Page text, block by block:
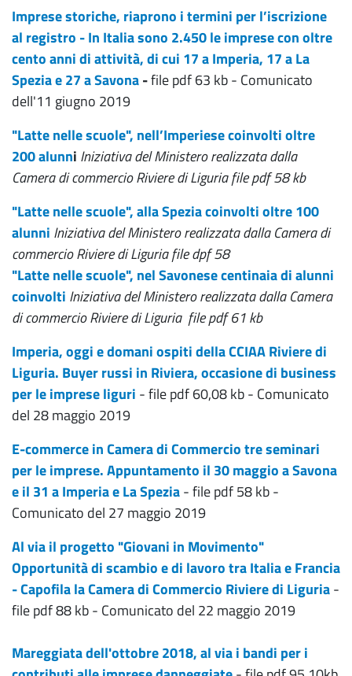
Imprese storiche, riaprono i termini per l’iscrizione
al registro - In Italia sono 2.450 le imprese con oltre
cento anni di attività, di cui 17 a Imperia, 17 a La
Spezia e 27 a Savona​ -file pdf 63 kb - Comunicato
dell'11 giugno 2019
"Latte nelle scuole", nell’Imperiese coinvolti oltre
200 alunni Iniziativa del Ministero realizzata dalla
Camera di commercio Riviere di Liguria file pdf 58 kb
"Latte nelle scuole", alla Spezia coinvolti oltre 100
alunni Iniziativa del Ministero realizzata dalla Camera di
commercio Riviere di Liguria file dpf 58
"Latte nelle scuole", nel Savonese centinaia di alunni
coinvolti Iniziativa del Ministero realizzata dalla Camera
di commercio Riviere di Liguriafile pdf 61 kb
Imperia, oggi e domani ospiti della CCIAA Riviere di
Liguria. Buyer russi in Riviera, occasione di business
per le imprese liguri - file pdf 60,08 kb - Comunicato
del 28 maggio 2019
E-commerce in Camera di Commercio tre seminari
per le imprese. Appuntamento il 30 maggio a Savona
e il 31 a Imperia e La Spezia- file pdf 58 kb -
Comunicato del 27 maggio 2019
Al via il progetto "Giovani in Movimento"
Opportunità di scambio e di lavoro tra Italia e Francia
- Capofila la Camera di Commercio Riviere di Liguria-
file pdf 88 kb - Comunicato del 22 maggio 2019
Mareggiata dell'ottobre 2018, al via i bandi per i